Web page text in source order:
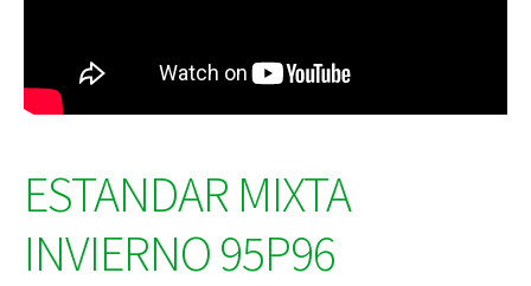
ESTANDAR MIXTA
INVIERNO 95P96